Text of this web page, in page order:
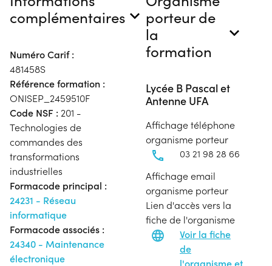
complémentaires
Numéro Carif :
481458S
Référence formation :
ONISEP_2459510F
Code NSF : 201 -
Technologies de
commandes des
transformations
industrielles
Formacode principal :
24231 - Réseau
informatique
Formacode associés :
24340 - Maintenance
électronique
porteur de
la
formation
Lycée B Pascal et
Antenne UFA
Affichage téléphone
organisme porteur
03 21 98 28 66
Affichage email
organisme porteur
Lien d'accès vers la
fiche de l'organisme
Voir la fiche
de
l'organisme et